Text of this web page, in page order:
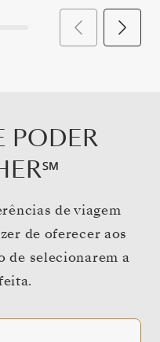
PODER
de viagem
de oferecer aos
de selecionarem a